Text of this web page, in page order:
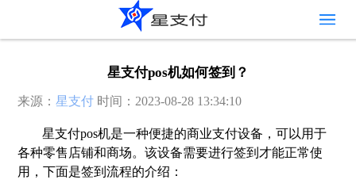
星支付pos机如何签到？
来源：星支付 时间：2023-08-28 13:34:10
星支付pos机是一种便捷的商业支付设备，可以用于
各种零售店铺和商场。该设备需要进行签到才能正常使
用，下面是签到流程的介绍：